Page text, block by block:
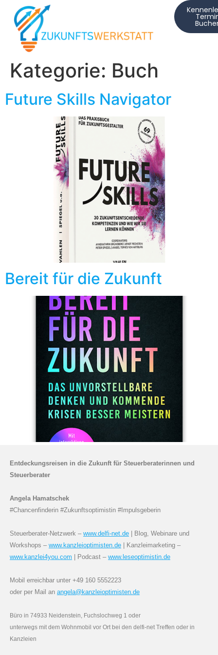
Kategorie: Buch
Future Skills Navigator
Bereit für die Zukunft
Entdeckungsreisen in die Zukunft für Steuerberaterinnen und
Steuerberater
Angela Hamatschek
#Chancenfinderin #Zukunftsoptimistin #Impulsgeberin
Steuerberater-Netzwerk – www.delfi-net.de | Blog, Webinare und
Workshops – www.kanzleioptimisten.de | Kanzleimarketing –
www.kanzlei4you.com | Podcast – www.leseoptimistin.de
Mobil erreichbar unter +49 160 5552223
oder per Mail an angela@kanzleioptimisten.de
Büro in 74933 Neidenstein, Fuchslochweg 1 oder
unterwegs mit dem Wohnmobil vor Ort bei den delfi-net Treffen oder in
Kanzleien